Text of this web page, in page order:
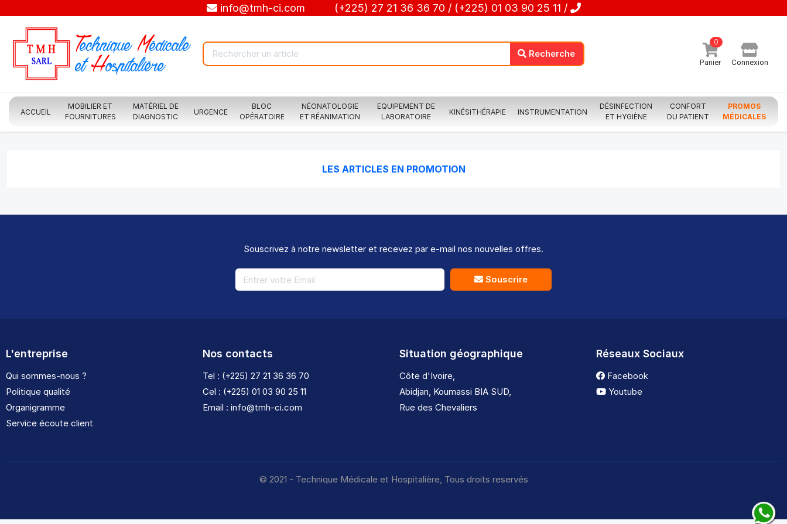
info@tmh-ci.com (+225) 27 21 36 36 70 / (+225) 01 03 90 25 11 /
Technique Médicale
etHospitalière
Recherche
0
Panier Connexion
ACCUEIL
MOBILIER ET
FOURNITURES
MATÉRIEL DE
DIAGNOSTIC
URGENCE
BLOC
OPÉRATOIRE
NÉONATOLOGIE
ET RÉANIMATION
EQUIPEMENT DE
LABORATOIRE
KINÉSITHÉRAPIE INSTRUMENTATION
DÉSINFECTION
ET HYGIÈNE
CONFORT
DU PATIENT
PROMOS
MÉDICALES
LES ARTICLES EN PROMOTION
Souscrivez à notre newsletter et recevez par e-mail nos nouvelles offres.
Souscrire
L'entreprise
Qui sommes-nous ?
Politique qualité
Organigramme
Service écoute client
Nos contacts
Tel : (+225) 27 21 36 36 70
Cel : (+225) 01 03 90 25 11
Email : info@tmh-ci.com
Situation géographique
Côte d'Ivoire,
Abidjan, Koumassi BIA SUD,
Rue des Chevaliers
Réseaux Sociaux
Facebook
Youtube
© 2021 - Technique Médicale et Hospitalière, Tous droits reservés